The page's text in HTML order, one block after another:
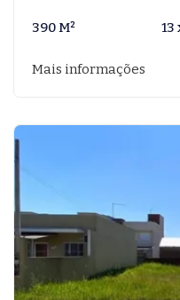
390 M² 13
Mais informações